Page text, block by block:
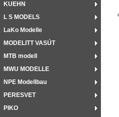
KUEHN
L S MODELS
LaKo Modelle
MODELITT VASÚT
MTB modell
MWU MODELLE
NPE Modellbau
PERESVET
PIKO